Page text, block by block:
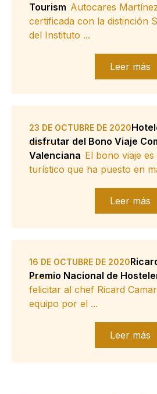
Tourism Autocares
certificada con la distinción
del Instituto ...
Leer más
23 DE OCTUBRE DE 2020
disfrutar del Bono Viaje
Valenciana El bono viaje
turístico que ha puesto en
Leer más
16 DE OCTUBRE DE 2020
Premio Nacional de
felicitar al chef Ricard
equipo por el ...
Leer más